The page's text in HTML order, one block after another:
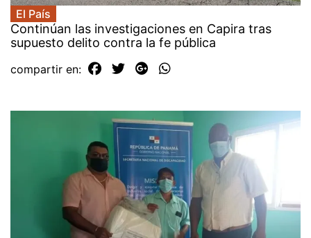
El País
Continúan las investigaciones en Capira tras
supuesto delito contra la fe pública
compartir en: